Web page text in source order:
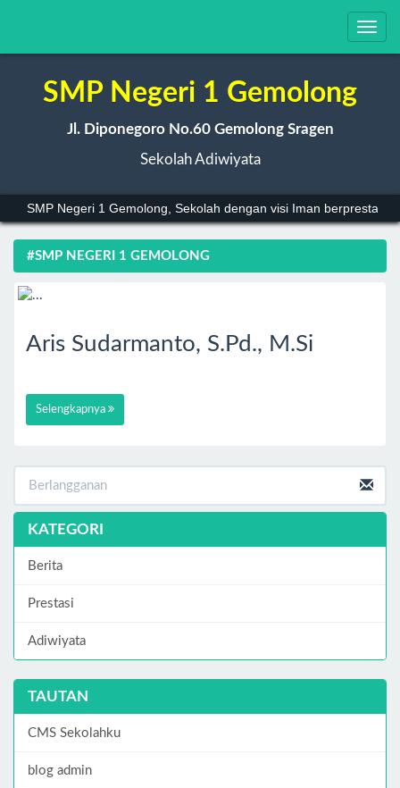
SMP Negeri 1 Gemolong
Jl. Diponegoro No.60 Gemolong Sragen
Sekolah Adiwiyata
SMP Negeri 1 Gemolong, Sekolah dengan visi Iman
#SMP NEGERI 1 GEMOLONG
Aris Sudarmanto, S.Pd., M.Si
Selengkapnya
KATEGORI
Berita
Prestasi
Adiwiyata
TAUTAN
CMS Sekolahku
blog admin